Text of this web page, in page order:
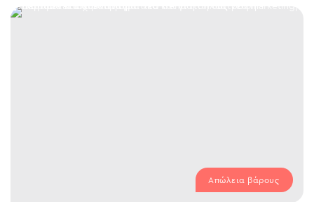
Απώλεια βάρους